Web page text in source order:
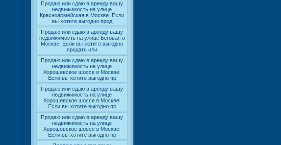
Продаю или сдаю в аренду вашу
недвижимость на улице
Красноармейская в Москве. Если
вы хотите выгодно прод
Продаю или сдаю в аренду вашу
недвижимость на улице Беговая в
Москве. Если вы хотите выгодно
продать или
Продаю или сдаю в аренду вашу
недвижимость на улице
Хорошевское шоссе в Москве!
Если вы хотите выгодно пр
Продаю или сдаю в аренду вашу
недвижимость на улице
Хорошевское шоссе в Москве!
Если вы хотите выгодно пр
Продаю или сдаю в аренду вашу
недвижимость на улице
Хорошевское шоссе в Москве!
Если вы хотите выгодно пр